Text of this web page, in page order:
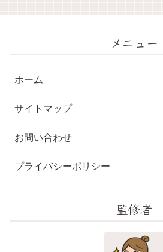
メニュー
ホーム
サイトマップ
お問い合わせ
プライバシーポリシー
監修者